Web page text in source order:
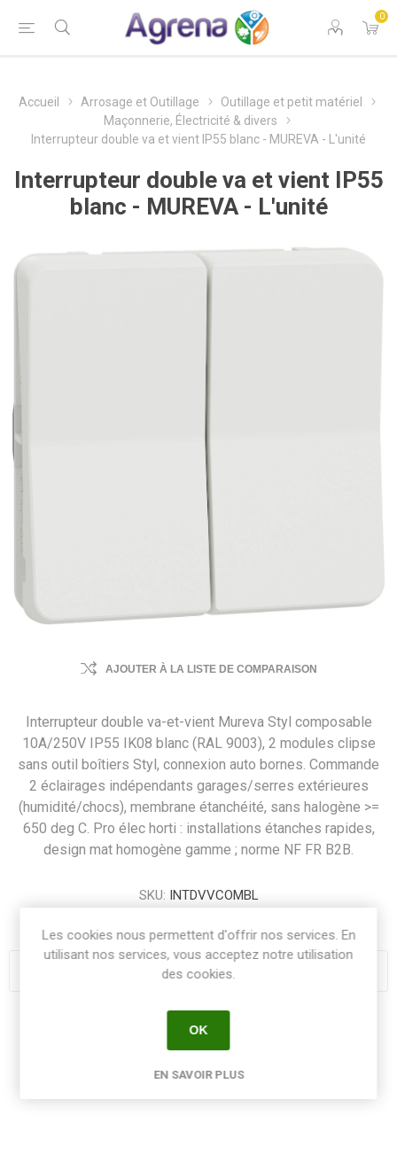
0
Accueil Arrosage et Outillage
Outillage et petit matériel
Maçonnerie, Électricité & divers
Interrupteur double va et vient IP55 blanc - MUREVA - L'unité
Interrupteur double va et vient IP55
blanc - MUREVA - L'unité
AJOUTER À LA LISTE DE COMPARAISON
Interrupteur double va-et-vient Mureva Styl composable
10A/250V IP55 IK08 blanc (RAL 9003), 2 modules clipse
sans outil boîtiers Styl, connexion auto bornes. Commande
2 éclairages indépendants garages/serres extérieures
(humidité/chocs), membrane étanchéité, sans halogène >=
650 deg C. Pro élec horti : installations étanches rapides,
design mat homogène gamme ; norme NF FR B2B.
SKU: INTDVVCOMBL
Share:
Les cookies nous permettent d'offrir nos services. En
utilisant nos services, vous acceptez notre utilisation
des cookies.
OK
EN SAVOIR PLUS